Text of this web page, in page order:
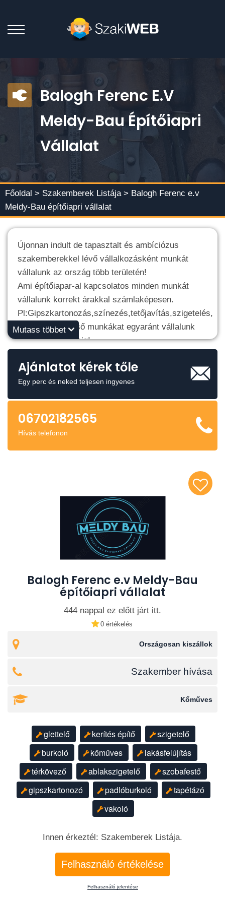
Balogh Ferenc E.v
Meldy-Bau Építőiapri
Vállalat
Főoldal > Szakemberek Listája > Balogh Ferenc e.v
Meldy-Bau építőiapri vállalat
Újonnan indult de tapasztalt és ambíciózus
szakemberekkel lévő vállalkozásként munkát
vállalunk az ország több területén!
Ami építőiapar-al kapcsolatos minden munkát
vállalunk korrekt árakkal számlaképesen.
Pl:Gipszkartonozás,színezés,tetőjavítás,szigetelés,
kűlső illetve belső munkákat egyaránt vállalunk
alaptól az átadásig!
Mutass többet
Ajánlatot kérek tőle
Egy perc és neked teljesen ingyenes
06702182565
Hívás telefonon
Balogh Ferenc e.v Meldy-Bau
építőiapri vállalat
444 nappal ez előtt járt itt.
0 értékelés
Országosan kiszállok
Szakember hívása
Kőműves
glettelő kerítés építő
szigetelő
burkoló
kőműves
lakásfelújítás
térkövező
ablakszigetelő
szobafestő
gipszkartonozó
padlóburkoló
tapétázó
vakoló
Innen érkeztél: Szakemberek Listája.
Felhasználó értékelése
Felhasználó jelentése